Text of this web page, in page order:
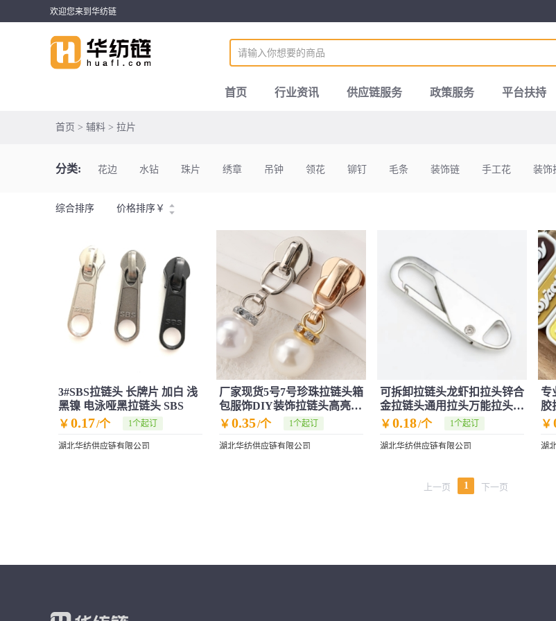
欢迎您来到华纺链
首页 行业资讯 供应链服务 政策服务 平台扶持
首页 > 辅料 > 拉片
分类: 花边 水钻 珠片 绣章 吊钟 领花 铆钉 毛条 装饰链 手工花 装饰
综合排序 价格排序 ￥
3#SBS拉链头 长牌片 加白 浅
黑镍 电泳哑黑拉链头 SBS
￥ 0.17/个 1个起订
湖北华纺供应链有限公司
厂家现货5号7号珍珠拉链头箱
包服饰DIY装饰拉链头高亮珍
珠
￥ 0.35/个 1个起订
湖北华纺供应链有限公司
可拆卸拉链头龙虾扣拉头锌合
金拉链头通用拉头万能拉头可
替换拉片
￥ 0.18/个 1个起订
湖北华纺供应链有限公司
专
胶
包
￥
湖
上一页 1 下一页